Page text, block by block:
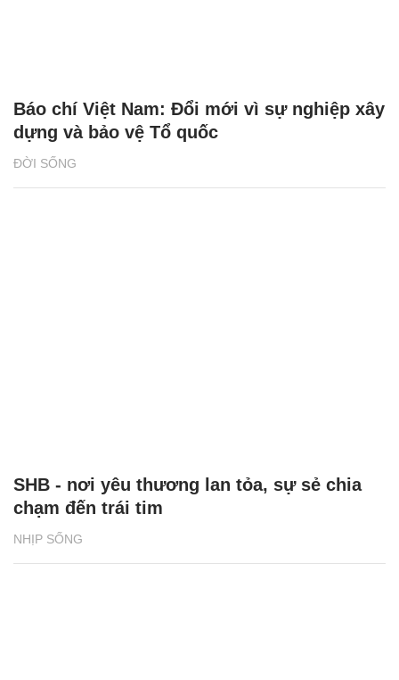
ĐỜI SỐNG
Báo chí Việt Nam: Đổi mới vì sự nghiệp xây
dựng và bảo vệ Tổ quốc
NHỊP SỐNG
SHB - nơi yêu thương lan tỏa, sự sẻ chia
chạm đến trái tim